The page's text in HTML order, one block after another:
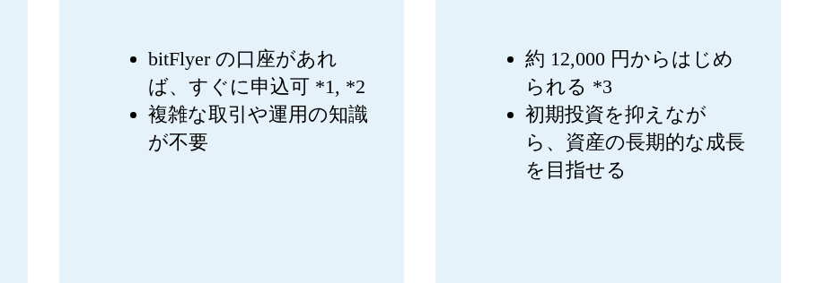
bitFlyer の口座があれ
ば、すぐに申込可 *1, *2
複雑な取引や運用の知識
が不要
約 12,000 円からはじめ
られる *3
初期投資を抑えなが
ら、資産の長期的な成長
を目指せる